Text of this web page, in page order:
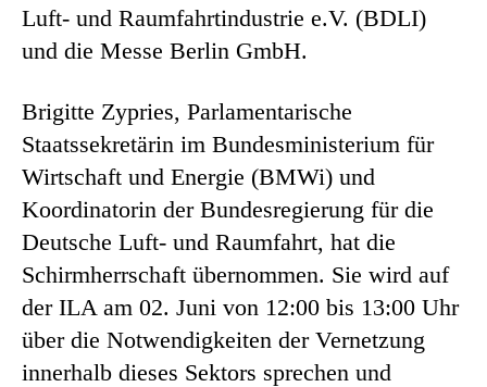
Luft- und Raumfahrtindustrie e.V. (BDLI)
und die Messe Berlin GmbH.
Brigitte Zypries, Parlamentarische
Staatssekretärin im Bundesministerium für
Wirtschaft und Energie (BMWi) und
Koordinatorin der Bundesregierung für die
Deutsche Luft- und Raumfahrt, hat die
Schirmherrschaft übernommen. Sie wird auf
der ILA am 02. Juni von 12:00 bis 13:00 Uhr
über die Notwendigkeiten der Vernetzung
innerhalb dieses Sektors sprechen und